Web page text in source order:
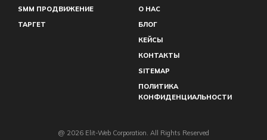
SMM ПРОДВИЖЕНИЕ
ТАРГЕТ
О НАС
БЛОГ
КЕЙСЫ
КОНТАКТЫ
SITEMAP
ПОЛИТИКА
КОНФИДЕНЦИАЛЬНОСТИ
@ 2026 Elit-Web Corporation. All Rights Reserved